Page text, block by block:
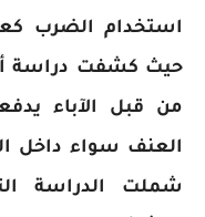
استخدام الضرب
حيث كشفت دراسة
من قبل الآباء
العنف سواء داخل
شملت الدراسة